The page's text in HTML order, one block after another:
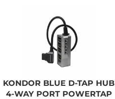
KONDOR BLUE D-TAP HUB
4-WAY PORT POWERTAP